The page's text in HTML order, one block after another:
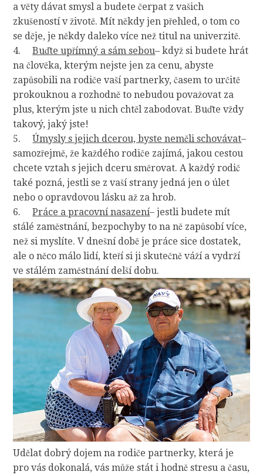
a věty dávat smysl a budete čerpat z vašich
zkušeností v životě. Mít někdy jen přehled, o tom co
se děje, je někdy daleko více než titul na univerzitě.
4.Buďte upřímný a sám sebou– když si budete hrát
na člověka, kterým nejste jen za cenu, abyste
zapůsobili na rodiče vaší partnerky, časem to určitě
prokouknou a rozhodně to nebudou považovat za
plus, kterým jste u nich chtěl zabodovat. Buďte vždy
takový, jaký jste!
5.Úmysly s jejich dcerou, byste neměli schovávat–
samozřejmě, že každého rodiče zajímá, jakou cestou
chcete vztah s jejich dceru směrovat. A každý rodič
také pozná, jestli se z vaší strany jedná jen o úlet
nebo o opravdovou lásku až za hrob.
6.Práce a pracovní nasazení– jestli budete mít
stálé zaměstnání, bezpochyby to na ně zapůsobí více,
než si myslíte. V dnešní době je práce sice dostatek,
ale o něco málo lidí, kteří si ji skutečně váží a vydrží
ve stálém zaměstnání delší dobu.
Udělat dobrý dojem na rodiče partnerky, která je
pro vás dokonalá, vás může stát i hodně stresu a času,